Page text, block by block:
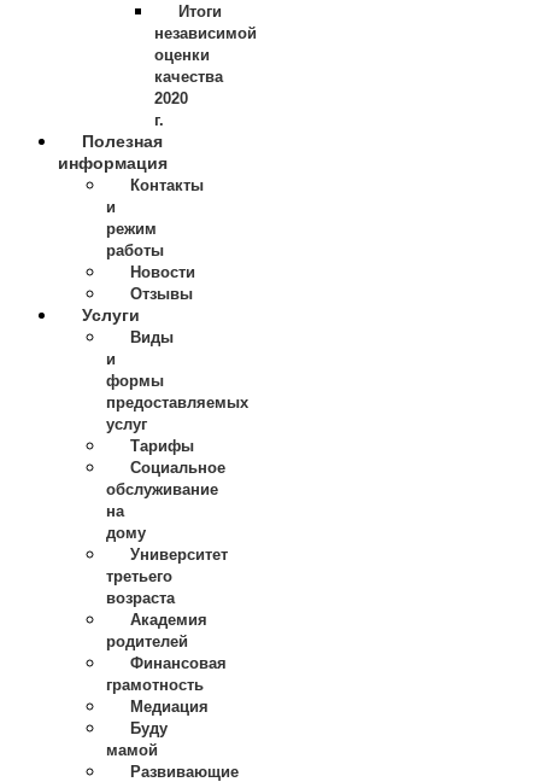
Итоги
независимой
оценки
качества
2020
г.
Полезная
информация
Контакты
и
режим
работы
Новости
Отзывы
Услуги
Виды
и
формы
предоставляемых
услуг
Тарифы
Социальное
обслуживание
на
дому
Университет
третьего
возраста
Академия
родителей
Финансовая
грамотность
Медиация
Буду
мамой
Развивающие